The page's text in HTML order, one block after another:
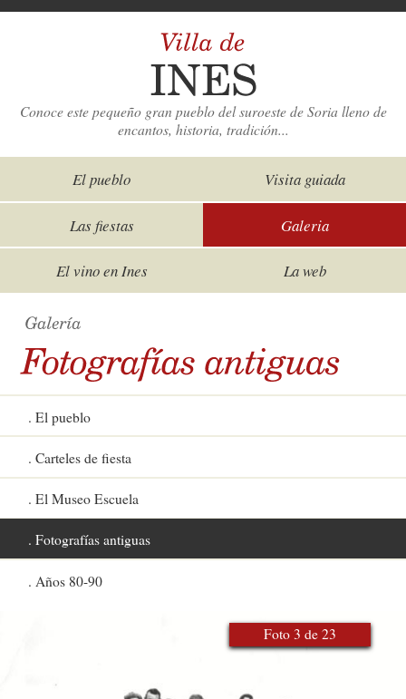
Conoce este pequeño gran pueblo del suroeste de Soria lleno de
encantos, historia, tradición...
El pueblo Visita guiada
Las fiestas Galeria
El vino en Ines La web
El pueblo
Carteles de fiesta
El Museo Escuela
Fotografías antiguas
Años 80-90
Foto 3 de 23